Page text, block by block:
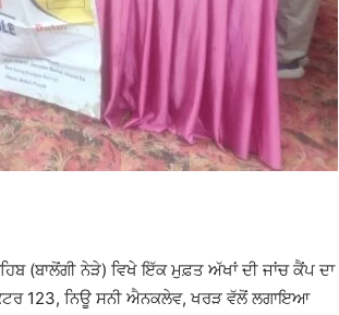
(ਬਾਲੋਂਗੀ ਨੇੜੇ) ਵਿਖੇ ਇੱਕ ਮੁਫ਼ਤ ਅੱਖਾਂ ਦੀ ਜਾਂਚ ਕੈਂਪ ਦਾ
123, ਨਿਊ ਸਨੀ ਐਨਕਲੇਵ, ਖਰੜ ਵੱਲੋਂ ਲਗਾਇਆ